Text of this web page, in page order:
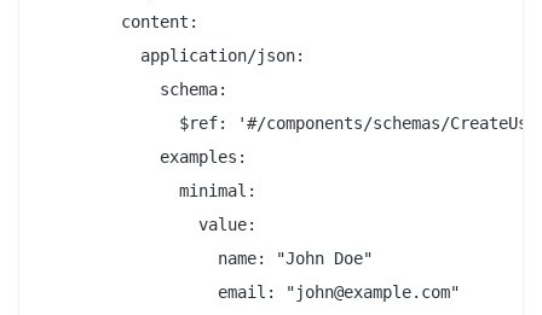
        content:
          application/json:
            schema:
$ref: '#/components/schemas/
            examples:
              minimal:
                value:
                  name: "John Doe"
                  email: "john@example.com"